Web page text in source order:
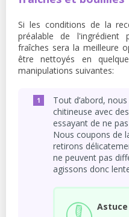
Si les conditions de la
préalable de l'ingrédient
fraîches sera la meilleure
être nettoyés en
manipulations suivantes:
Tout d’abord,
chitineuse avec
essayant de ne
Nous coupons de
retirons
ne peuvent pas
agissons donc
Astuce